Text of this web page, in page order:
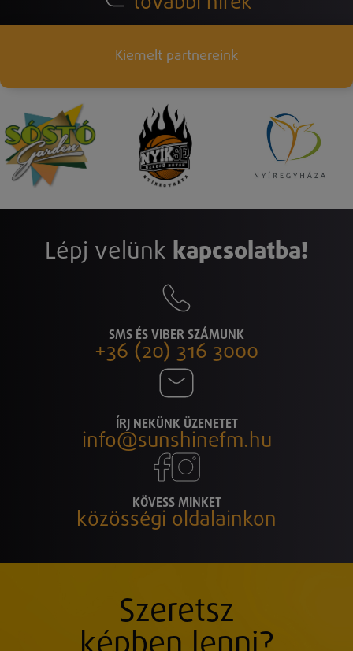
Kiemelt partnereink
Lépj velünk kapcsolatba!
SMS ÉS VIBER SZÁMUNK
+36 (20) 316 3000
ÍRJ NEKÜNK ÜZENETET
info@sunshinefm.hu
KÖVESS MINKET
közösségi oldalainkon
Szeretsz